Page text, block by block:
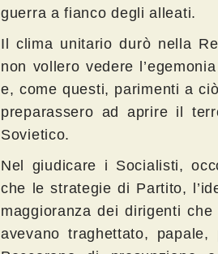
guerra a fianco degli alleati.
Il clima unitario durò nella
non vollero vedere
e, come questi, parimenti a
preparassero ad aprire il
Sovietico.
Nel giudicare i Socialisti,
che le strategie di Partito,
maggioranza dei dirigenti
avevano traghettato,